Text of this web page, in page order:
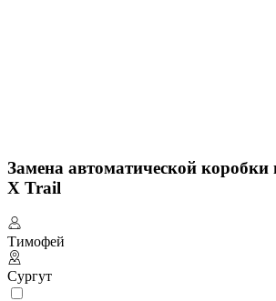
Замена автоматической коробки
X Trail
Тимофей
Сургут